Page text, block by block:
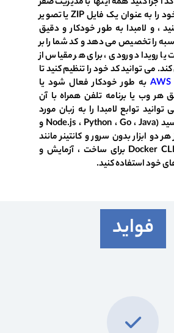
است. فقط کد خود را به عنوان یک فایل ZIP یا تصویر
، و لامبدا به طور خودکار و دقیق
را تخصیص می دهد و کد شما را بر
رویداد ورودی ، برای هر مقیاس از
می توانید کد خود را تنظیم کنید تا
AWS به طور خودکار فعال شود یا
هر وب یا برنامه تلفن همراه با آن
توابع لامبدا را به زبان مورد
علاقه خود بنویسید (Node.js ، Python ، Go ، Java و
دو ابزار بدون سرور و کانتینر مانند
AWS SAM یا Docker CLI برای ساخت ، آزمایش و
خود استفاده کنید.
فواید